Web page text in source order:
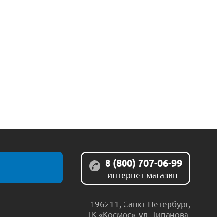
8 (800) 707-06-99
интернет-магазин
196211 Санкт-Петербург,
ТК «Космос», ул. Типанова,